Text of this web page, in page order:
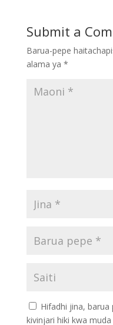
Submit a
Barua-pepe
alama ya *
Hifadhi jina,
kivinjari hiki kwa